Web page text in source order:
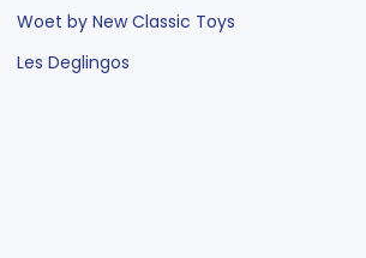
Woet by New Classic Toys
Les Deglingos